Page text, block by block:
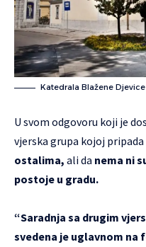
Katedrala Blažene
U svom odgovoru koji je
vjerska grupa kojoj pripada
ostalima, ali da nema ni
postoje u gradu.
“Saradnja sa drugim
svedena je uglavnom na